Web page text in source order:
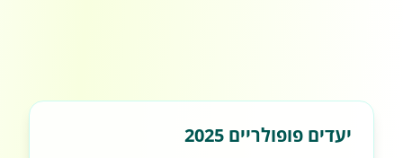
יעדים פופולריים 2025